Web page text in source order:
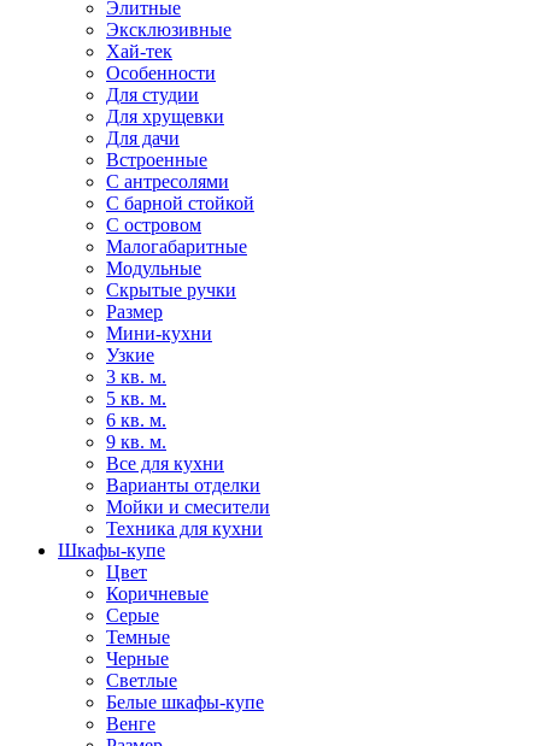
Элитные
Эксклюзивные
Хай-тек
Особенности
Для студии
Для хрущевки
Для дачи
Встроенные
С антресолями
С барной стойкой
С островом
Малогабаритные
Модульные
Скрытые ручки
Размер
Мини-кухни
Узкие
3 кв. м.
5 кв. м.
6 кв. м.
9 кв. м.
Все для кухни
Варианты отделки
Мойки и смесители
Техника для кухни
Шкафы-купе
Цвет
Коричневые
Серые
Темные
Черные
Светлые
Белые шкафы-купе
Венге